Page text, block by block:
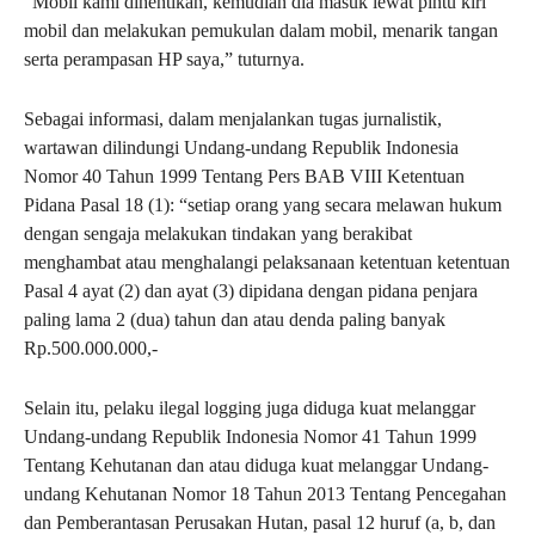
mobil dan melakukan pemukulan dalam mobil, menarik tangan
serta perampasan HP saya,” tuturnya.
Sebagai informasi, dalam menjalankan tugas jurnalistik,
wartawan dilindungi Undang-undang Republik Indonesia
Nomor 40 Tahun 1999 Tentang Pers BAB VIII Ketentuan
Pidana Pasal 18 (1): “setiap orang yang secara melawan hukum
dengan sengaja melakukan tindakan yang berakibat
menghambat atau menghalangi pelaksanaan ketentuan ketentuan
Pasal 4 ayat (2) dan ayat (3) dipidana dengan pidana penjara
paling lama 2 (dua) tahun dan atau denda paling banyak
Rp.500.000.000,-
Selain itu, pelaku ilegal logging juga diduga kuat melanggar
Undang-undang Republik Indonesia Nomor 41 Tahun 1999
Tentang Kehutanan dan atau diduga kuat melanggar Undang-
undang Kehutanan Nomor 18 Tahun 2013 Tentang Pencegahan
dan Pemberantasan Perusakan Hutan, pasal 12 huruf (a, b, dan